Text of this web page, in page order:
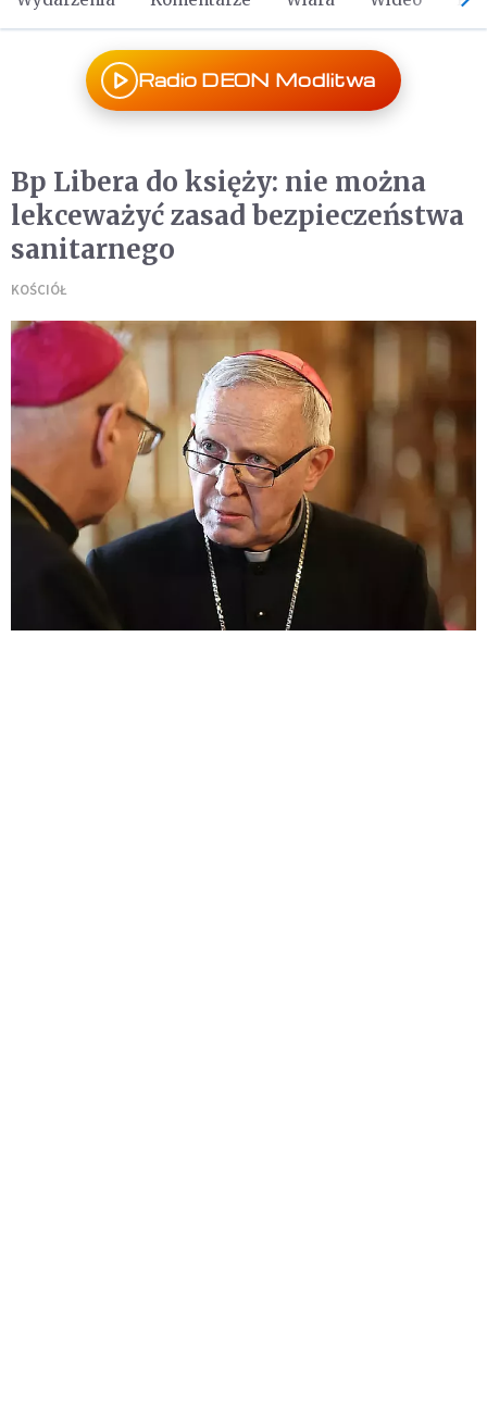
Radio DEON Modlitwa
Bp Libera do księży: nie można
lekceważyć zasad bezpieczeństwa
sanitarnego
KOŚCIÓŁ